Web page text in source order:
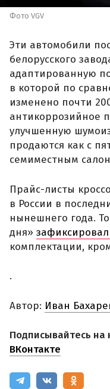
Фото VGV
Эти автомобили
белорусского
адаптированную
в которой по
изменено почти
антикоррозийное
улучшенную
продаются как с
семиместным
Прайс-листы
в России в
нынешнего года.
дня»
комплектации,
.
Автор: Иван
Подписывайтесь на
ВКонтакте